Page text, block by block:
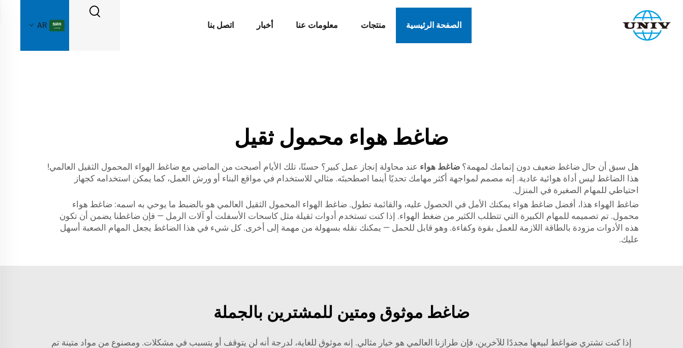
الصفحة الرئيسية منتجات معلومات عنا أخبار اتصل بنا AR
ضاغط هواء محمول ثقيل
هل سبق أن حال ضاغط ضعيف دون إتمامك لمهمة؟ ضاغط هواء عند محاولة إنجاز عمل كبير؟ حسنًا، تلك الأيام أصبحت من الماضي مع ضاغط الهواء المحمول الثقيل العالمي!
هذا الضاغط ليس أداة هوائية عادية. إنه مصمم لمواجهة أكثر مهامك تحديًا أينما اصطحبتَه. مثالي للاستخدام في مواقع البناء أو ورش العمل، كما يمكن استخدامه كجهاز
احتياطي للمهام الصغيرة في المنزل.
ضاغط الهواء هذا، أفضل ضاغط هواء يمكنك الأمل في الحصول عليه، والقائمة تطول. ضاغط الهواء المحمول الثقيل العالمي هو بالضبط ما يوحي به اسمه: ضاغط هواء
محمول. تم تصميمه للمهام الكبيرة التي تتطلب الكثير من ضغط الهواء. إذا كنت تستخدم أدوات ثقيلة مثل كاسحات الأسفلت أو آلات الرمل — فإن ضاغطنا يضمن أن تكون
هذه الأدوات مزودة بالطاقة اللازمة للعمل بقوة وكفاءة. وهو قابل للحمل — يمكنك نقله بسهولة من مهمة إلى أخرى. كل شيء في هذا الضاغط يجعل المهام الصعبة أسهل
عليك.
ضاغط موثوق ومتين للمشترين بالجملة
إذا كنت تشتري ضواغط لبيعها مجددًا للآخرين، فإن طرازنا العالمي هو خيار مثالي. إنه موثوق للغاية، لدرجة أنه لن يتوقف أو يتسبب في مشكلات. ومصنوع من مواد متينة تم